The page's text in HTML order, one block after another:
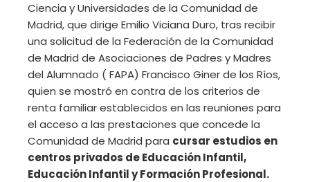
Ciencia y Universidades de la Comunidad de
Madrid, que dirige Emilio Viciana Duro, tras recibir
una solicitud de la Federación de la Comunidad
de Madrid de Asociaciones de Padres y Madres
del Alumnado ( FAPA) Francisco Giner de los Ríos,
quien se mostró en contra de los criterios de
renta familiar establecidos en las reuniones para
el acceso a las prestaciones que concede la
Comunidad de Madrid para cursar estudios en
centros privados de Educación Infantil,
Educación Infantil y Formación Profesional.